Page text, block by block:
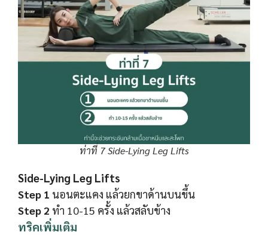
ท่าที่ 7 Side-Lying Leg Lifts
Side-Lying Leg Lifts
Step 1 นอนตะแคง แล้วยกขาด้านบนขึ้น
Step 2 ทำ 10-15 ครั้ง แล้วสลับข้าง
ทริคเพิ่มเติม